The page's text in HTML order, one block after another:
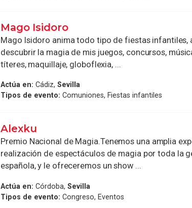
Mago Isidoro
Mago Isidoro anima todo tipo de fiestas infantiles,
descubrir la magia de mis juegos, concursos,
títeres, maquillaje, globoflexia, ...
Actúa en: Cádiz,Sevilla
Tipos de evento: Comuniones, Fiestas infantiles
Alexku
Premio Nacional de Magia.Tenemos una amplia
realización de espectáculos de magia por toda la
española, y le ofreceremos un show ...
Actúa en: Córdoba,Sevilla
Tipos de evento: Congreso, Eventos